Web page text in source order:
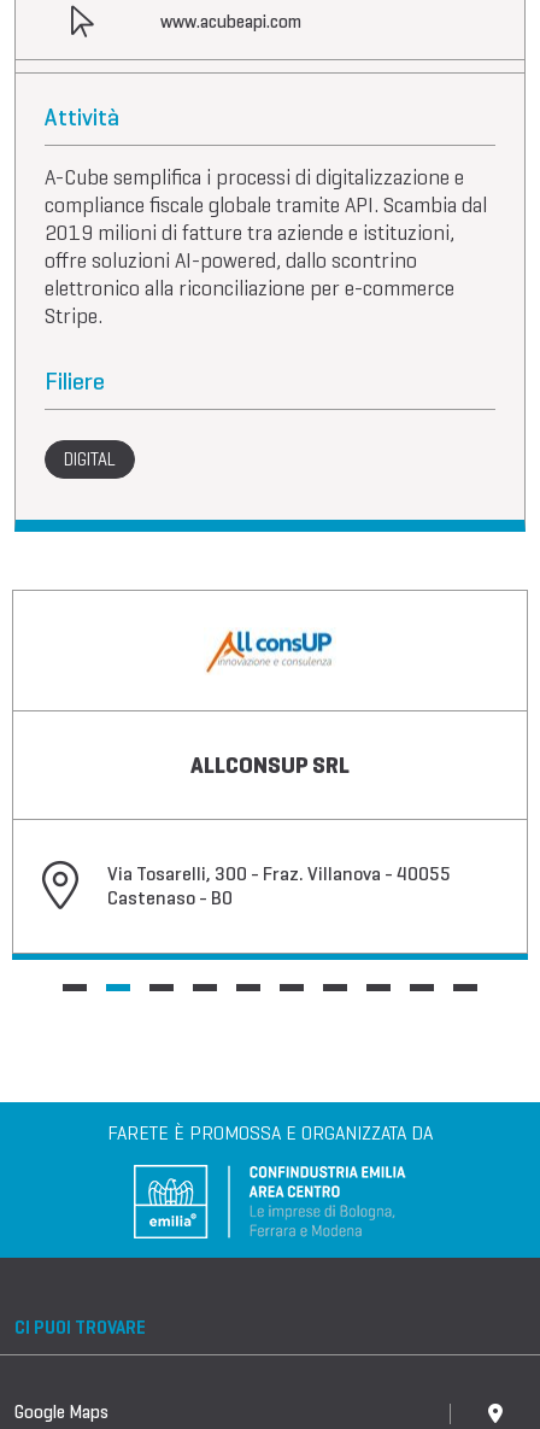
www.acubeapi.com
Attività
A-Cube semplifica i processi di digitalizzazione e
compliance fiscale globale tramite API. Scambia dal
2019 milioni di fatture tra aziende e istituzioni,
offre soluzioni AI-powered, dallo scontrino
elettronico alla riconciliazione per e-commerce
Stripe.
Filiere
DIGITAL
ALLCONSUP SRL
Via Tosarelli, 300 - Fraz. Villanova - 40055
Castenaso - BO
FARETE È PROMOSSA E ORGANIZZATA DA
CI PUOI TROVARE
Google Maps